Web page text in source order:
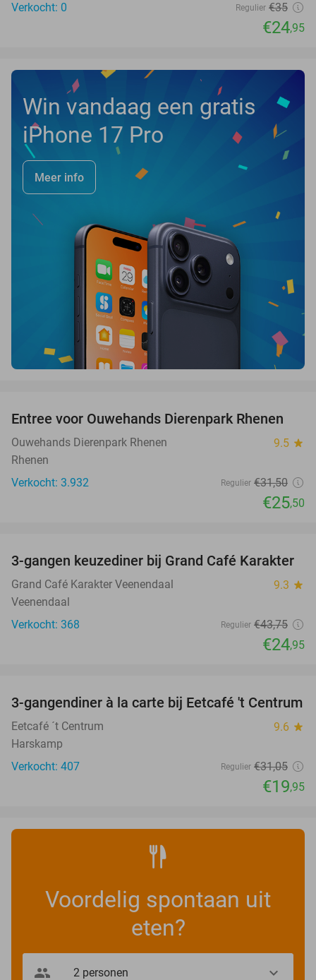
Verkocht: 0
Regulier €35
€24,95
Win vandaag een gratis
iPhone 17 Pro
Meer info
19%
Entree voor Ouwehands Dierenpark Rhenen
Ouwehands Dierenpark Rhenen 9.5 star
Rhenen
Verkocht: 3.932
Regulier €31,50
€25,50
43%
3-gangen keuzediner bij Grand Café Karakter
Grand Café Karakter Veenendaal 9.3 star
Veenendaal
Verkocht: 368
Regulier €43,75
€24,95
36%
3-gangendiner à la carte bij Eetcafé 't Centrum
Eetcafé ´t Centrum 9.6 star
Harskamp
Verkocht: 407
Regulier €31,05
€19,95
Voordelig spontaan uit
eten?